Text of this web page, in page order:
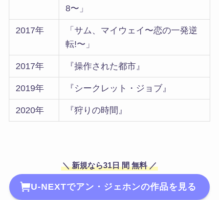
8〜」
2017年
「サム、マイウェイ〜恋の一発逆
転!〜」
2017年 『操作された都市』
2019年 『シークレット・ジョブ』
2020年 『狩りの時間』
＼ 新規なら31日 間 無料 ／
U-NEXTでアン・ジェホンの作品を見る